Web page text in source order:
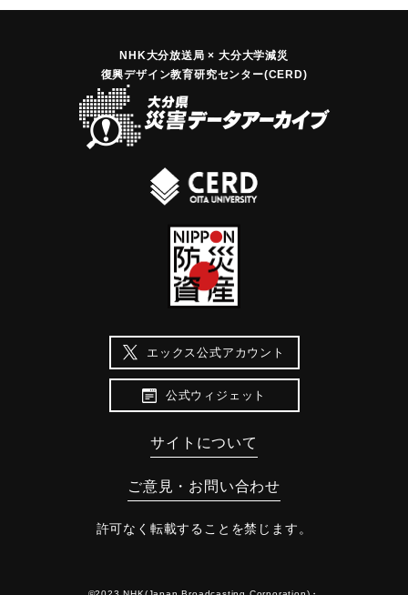
NHK大分放送局 × 大分大学減災
復興デザイン教育研究センター(CERD)
エックス公式アカウント
公式ウィジェット
サイトについて
ご意見・お問い合わせ
許可なく転載することを禁じます。